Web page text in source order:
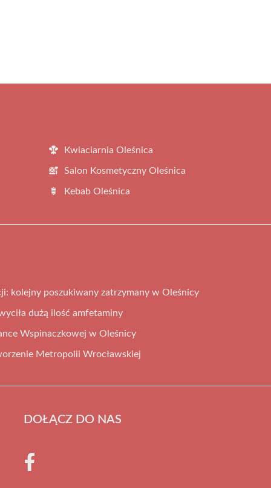
Kwiaciarnia Oleśnica
Salon Kosmetyczny Oleśnica
Kebab Oleśnica
kolejny poszukiwany zatrzymany w Oleśnicy
dużą ilość amfetaminy
Wspinaczkowej w Oleśnicy
Metropolii Wrocławskiej
DOŁĄCZ DO NAS